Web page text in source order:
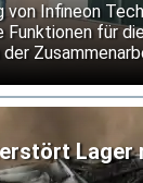
von Infineon
für
der
Lager